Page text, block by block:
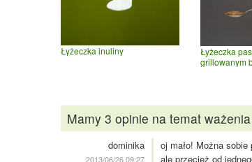
Łyżeczka inuliny
Łyżeczka
grillowanym
Mamy 3 opinie na temat
dominika
2013/06/26 09:27
oj mało! Można
ale przecież od